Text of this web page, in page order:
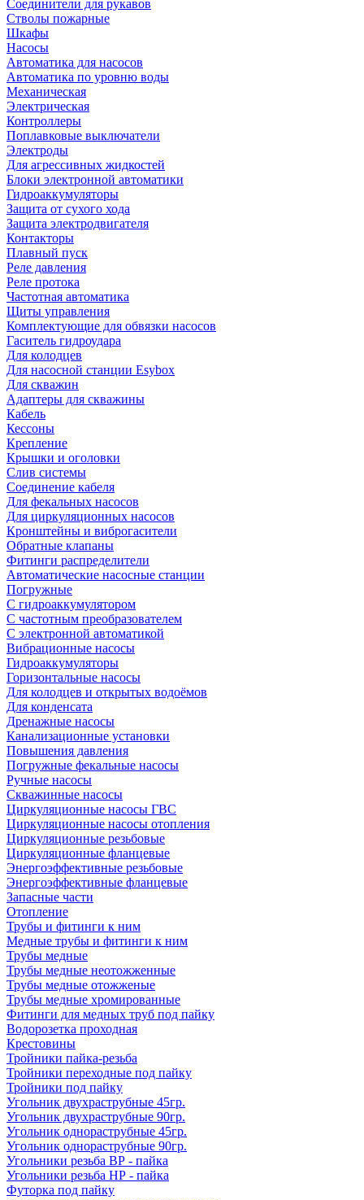
Соединители для рукавов
Стволы пожарные
Шкафы
Насосы
Автоматика для насосов
Автоматика по уровню воды
Механическая
Электрическая
Контроллеры
Поплавковые выключатели
Электроды
Для агрессивных жидкостей
Блоки электронной автоматики
Гидроаккумуляторы
Защита от сухого хода
Защита электродвигателя
Контакторы
Плавный пуск
Реле давления
Реле протока
Частотная автоматика
Щиты управления
Комплектующие для обвязки насосов
Гаситель гидроудара
Для колодцев
Для насосной станции Esybox
Для скважин
Адаптеры для скважины
Кабель
Кессоны
Крепление
Крышки и оголовки
Слив системы
Соединение кабеля
Для фекальных насосов
Для циркуляционных насосов
Кронштейны и виброгасители
Обратные клапаны
Фитинги распределители
Автоматические насосные станции
Погружные
С гидроаккумулятором
С частотным преобразователем
С электронной автоматикой
Вибрационные насосы
Гидроаккумуляторы
Горизонтальные насосы
Для колодцев и открытых водоёмов
Для конденсата
Дренажные насосы
Канализационные установки
Повышения давления
Погружные фекальные насосы
Ручные насосы
Скважинные насосы
Циркуляционные насосы ГВС
Циркуляционные насосы отопления
Циркуляционные резьбовые
Циркуляционные фланцевые
Энергоэффективные резьбовые
Энергоэффективные фланцевые
Запасные части
Отопление
Трубы и фитинги к ним
Медные трубы и фитинги к ним
Трубы медные
Трубы медные неотожженные
Трубы медные отожженые
Трубы медные хромированные
Фитинги для медных труб под пайку
Водорозетка проходная
Крестовины
Тройники пайка-резьба
Тройники переходные под пайку
Тройники под пайку
Угольник двухраструбные 45гр.
Угольник двухраструбные 90гр.
Угольник однораструбные 45гр.
Угольник однораструбные 90гр.
Угольники резьба ВР - пайка
Угольники резьба НР - пайка
Футорка под пайку